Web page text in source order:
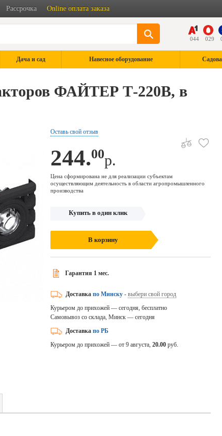
Рассрочка Online оплата заказа
044 029
Дача и сад Навесное оборудование
ФАЙТЕР Т-220В, в
Оставь свой отзыв
244.00р.
Цена сформирована не для реализации субъектам
осуществляющим деятельность в области агропромышленного
производства
Купить в один клик
В корзину
Гарантия 1 мес.
Доставка по Минску- выбери свой город
Курьером до прихожей — сегодня, бесплатно
Самовывоз со склада, Минск — сегодня
Доставка по РБ
Курьером до прихожей — от 9 августа, 20.00 руб.